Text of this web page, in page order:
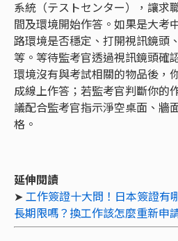
系統（テストセンター），讓求
間及環境開始作答。如果是大考
路環境是否穩定、打開視訊鏡頭
等。等待監考官透過視訊鏡頭確
環境沒有與考試相關的物品後，
成線上作答；若監考官判斷你的
議配合監考官指示淨空桌面、牆
格。
延伸閱讀
➤ 工作簽證十大問！日本簽證有
長期限嗎？換工作該怎麼重新申